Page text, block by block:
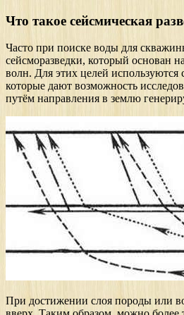
Что такое сейсмическая
Часто при поиске воды для
сейсморазведки, который основан
волн. Для этих целей
которые дают возможность
путём направления в землю
При достижении слоя породы или